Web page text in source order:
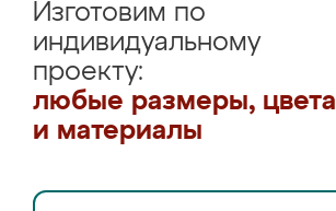
Изготовим по
индивидуальному
проекту:
любые размеры, цвета
и материалы